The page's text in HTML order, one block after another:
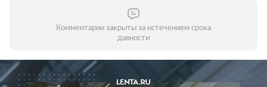
Комментарии закрыты за истечением срока
давности